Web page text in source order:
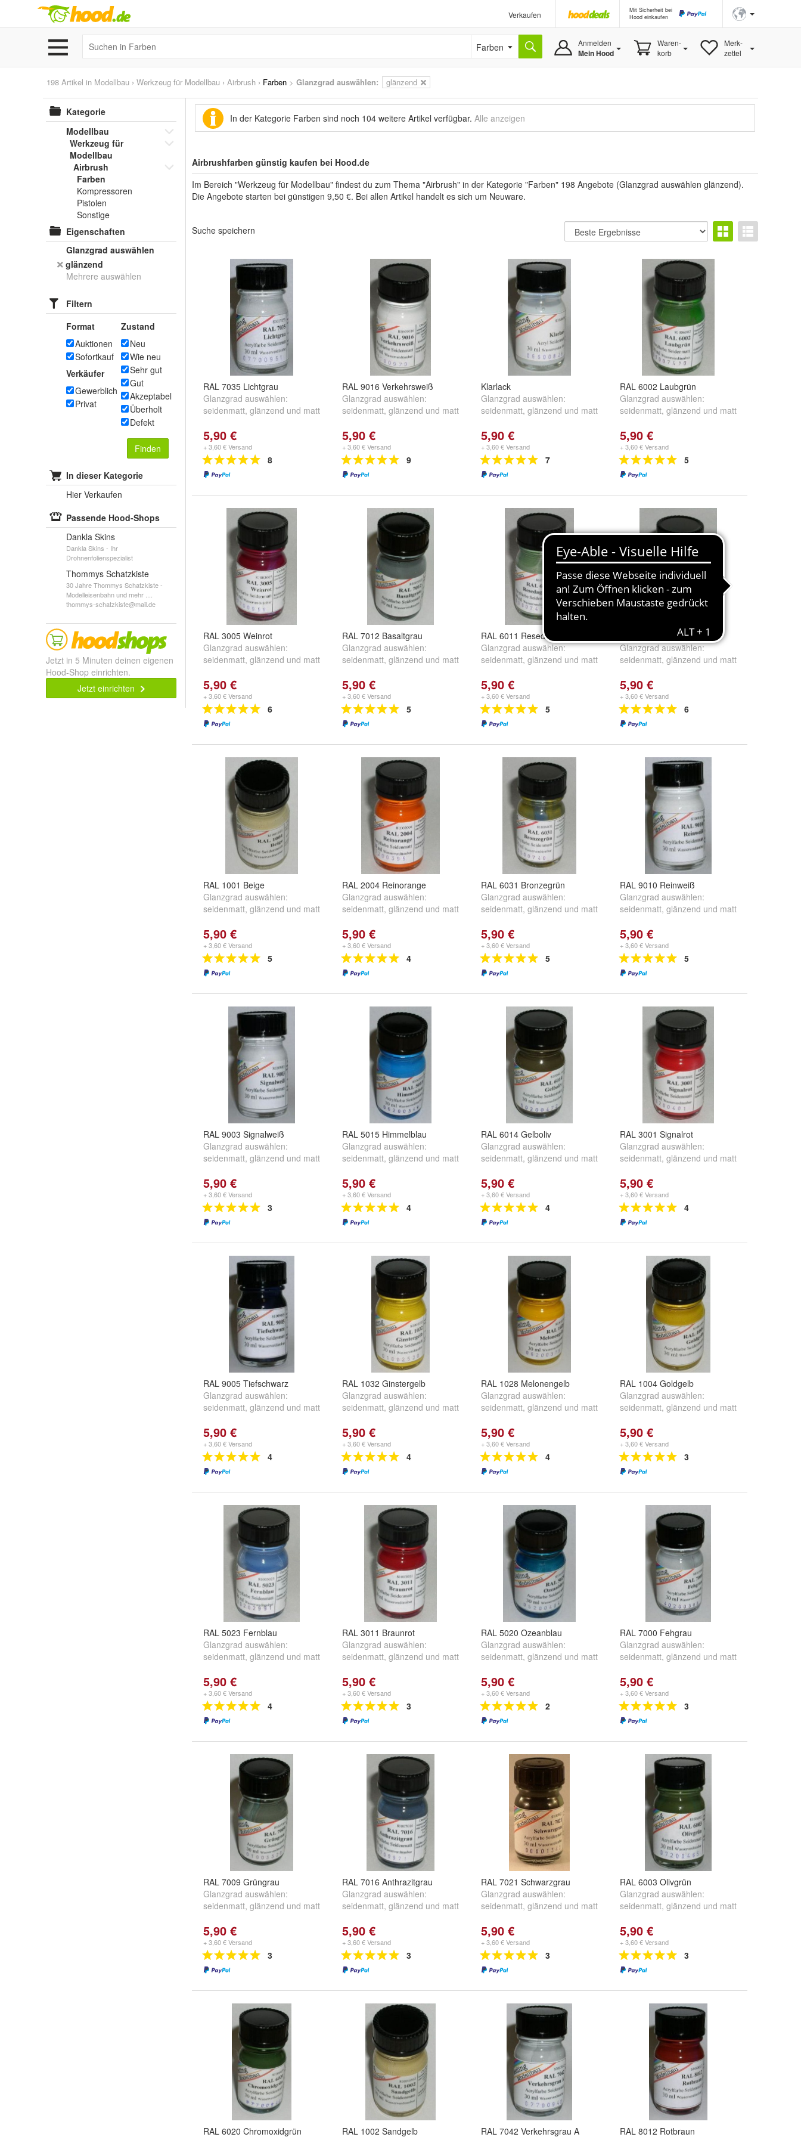
Verkaufen
Mit Sicherheit bei
Hood einkaufen
Farben Anmelden
Mein Hood
Waren-
korb
Merk-
zettel
198 Artikel in Modellbau › Werkzeug für Modellbau › Airbrush › Farben > Glanzgrad auswählen: glänzend
Kategorie
Modellbau
Werkzeug für
Modellbau
Airbrush
Farben
Kompressoren
Pistolen
Sonstige
Eigenschaften
Glanzgrad auswählen
glänzend
Mehrere auswählen
Filtern
Format
Auktionen
Sofortkauf
Verkäufer
Gewerblich
Privat
Zustand
Neu
Wie neu
Sehr gut
Gut
Akzeptabel
Überholt
Defekt
Finden
In dieser Kategorie
Hier Verkaufen
Passende Hood-Shops
Dankla Skins
Dankla Skins - Ihr
Drohnenfolienspezialist
Thommys Schatzkiste
30 Jahre Thommys Schatzkiste -
Modelleisenbahn und mehr ....
thommys-schatzkiste@mail.de
Jetzt in 5 Minuten deinen eigenen
Hood-Shop einrichten.
Jetzt einrichten
In der Kategorie Farben sind noch 104 weitere Artikel verfügbar. Alle anzeigen
Airbrushfarben günstig kaufen bei Hood.de
Im Bereich "Werkzeug für Modellbau" findest du zum Thema "Airbrush" in der Kategorie "Farben" 198 Angebote (Glanzgrad auswählen glänzend).
Die Angebote starten bei günstigen 9,50 €. Bei allen Artikel handelt es sich um Neuware.
Suche speichern
RAL 7035 Lichtgrau
Glanzgrad auswählen:
seidenmatt, glänzend und matt
5,90 €
+ 3,60 € Versand
8
RAL 9016 Verkehrsweiß
Glanzgrad auswählen:
seidenmatt, glänzend und matt
5,90 €
+ 3,60 € Versand
9
Klarlack
Glanzgrad auswählen:
seidenmatt, glänzend und matt
5,90 €
+ 3,60 € Versand
7
RAL 6002 Laubgrün
Glanzgrad auswählen:
seidenmatt, glänzend und matt
5,90 €
+ 3,60 € Versand
5
RAL 3005 Weinrot
Glanzgrad auswählen:
seidenmatt, glänzend und matt
5,90 €
+ 3,60 € Versand
6
RAL 7012 Basaltgrau
Glanzgrad auswählen:
seidenmatt, glänzend und matt
5,90 €
+ 3,60 € Versand
5
RAL 6011 Resedagrün
Glanzgrad auswählen:
seidenmatt, glänzend und matt
5,90 €
+ 3,60 € Versand
5
RAL 3020 Verkehrsrot
Glanzgrad auswählen:
seidenmatt, glänzend und matt
5,90 €
+ 3,60 € Versand
6
RAL 1001 Beige
Glanzgrad auswählen:
seidenmatt, glänzend und matt
5,90 €
+ 3,60 € Versand
5
RAL 2004 Reinorange
Glanzgrad auswählen:
seidenmatt, glänzend und matt
5,90 €
+ 3,60 € Versand
4
RAL 6031 Bronzegrün
Glanzgrad auswählen:
seidenmatt, glänzend und matt
5,90 €
+ 3,60 € Versand
5
RAL 9010 Reinweiß
Glanzgrad auswählen:
seidenmatt, glänzend und matt
5,90 €
+ 3,60 € Versand
5
RAL 9003 Signalweiß
Glanzgrad auswählen:
seidenmatt, glänzend und matt
5,90 €
+ 3,60 € Versand
3
RAL 5015 Himmelblau
Glanzgrad auswählen:
seidenmatt, glänzend und matt
5,90 €
+ 3,60 € Versand
4
RAL 6014 Gelboliv
Glanzgrad auswählen:
seidenmatt, glänzend und matt
5,90 €
+ 3,60 € Versand
4
RAL 3001 Signalrot
Glanzgrad auswählen:
seidenmatt, glänzend und matt
5,90 €
+ 3,60 € Versand
4
RAL 9005 Tiefschwarz
Glanzgrad auswählen:
seidenmatt, glänzend und matt
5,90 €
+ 3,60 € Versand
4
RAL 1032 Ginstergelb
Glanzgrad auswählen:
seidenmatt, glänzend und matt
5,90 €
+ 3,60 € Versand
4
RAL 1028 Melonengelb
Glanzgrad auswählen:
seidenmatt, glänzend und matt
5,90 €
+ 3,60 € Versand
4
RAL 1004 Goldgelb
Glanzgrad auswählen:
seidenmatt, glänzend und matt
5,90 €
+ 3,60 € Versand
3
RAL 5023 Fernblau
Glanzgrad auswählen:
seidenmatt, glänzend und matt
5,90 €
+ 3,60 € Versand
4
RAL 3011 Braunrot
Glanzgrad auswählen:
seidenmatt, glänzend und matt
5,90 €
+ 3,60 € Versand
3
RAL 5020 Ozeanblau
Glanzgrad auswählen:
seidenmatt, glänzend und matt
5,90 €
+ 3,60 € Versand
2
RAL 7000 Fehgrau
Glanzgrad auswählen:
seidenmatt, glänzend und matt
5,90 €
+ 3,60 € Versand
3
RAL 7009 Grüngrau
Glanzgrad auswählen:
seidenmatt, glänzend und matt
5,90 €
+ 3,60 € Versand
3
RAL 7016 Anthrazitgrau
Glanzgrad auswählen:
seidenmatt, glänzend und matt
5,90 €
+ 3,60 € Versand
3
RAL 7021 Schwarzgrau
Glanzgrad auswählen:
seidenmatt, glänzend und matt
5,90 €
+ 3,60 € Versand
3
RAL 6003 Olivgrün
Glanzgrad auswählen:
seidenmatt, glänzend und matt
5,90 €
+ 3,60 € Versand
3
RAL 6020 Chromoxidgrün RAL 1002 Sandgelb RAL 7042 Verkehrsgrau A RAL 8012 Rotbraun